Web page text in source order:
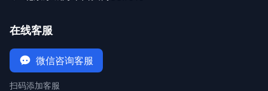
在线客服
微信咨询客服
扫码添加客服